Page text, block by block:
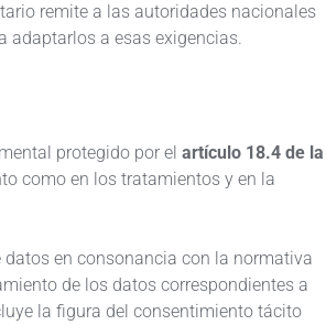
remite a las autoridades nacionales
adaptarlos a esas exigencias.
protegido por el artículo 18.4 de la
como en los tratamientos y en la
en consonancia con la normativa
de los datos correspondientes a
la figura del consentimiento tácito